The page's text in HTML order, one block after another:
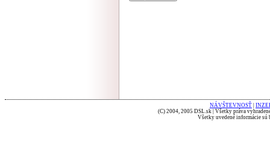
NÁVŠTEVNOSŤ
(C) 2004, 2005 DSL.sk | Všetky práva
Všetky uvedené informácie sú